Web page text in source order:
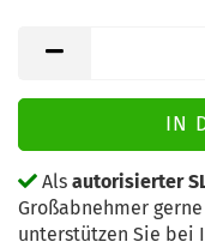
Als autorisierter
Großabnehmer
unterstützen Sie bei